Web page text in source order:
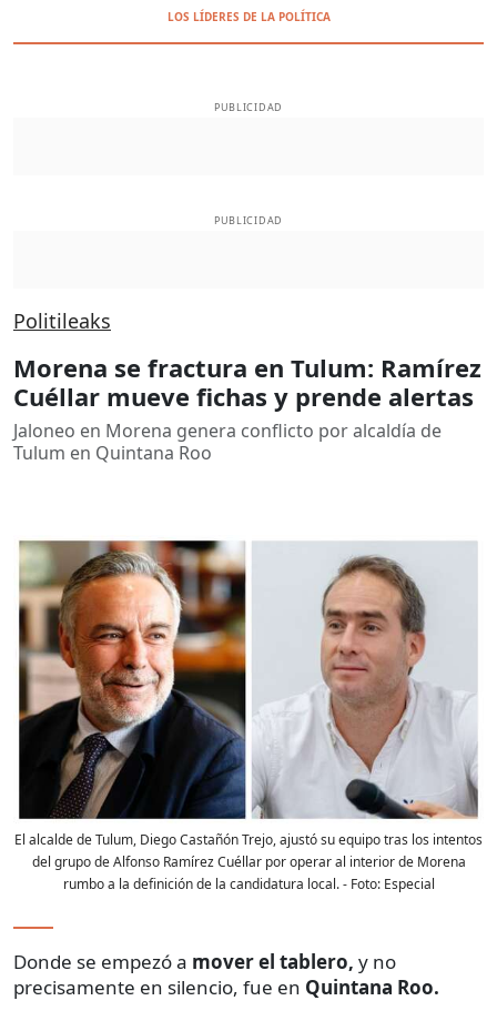
LOS LÍDERES DE LA POLÍTICA
PUBLICIDAD
PUBLICIDAD
Politileaks
Morena se fractura en Tulum: Ramírez
Cuéllar mueve fichas y prende alertas
Jaloneo en Morena genera conflicto por alcaldía de
Tulum en Quintana Roo
El alcalde de Tulum, Diego Castañón Trejo, ajustó su equipo tras los intentos
del grupo de Alfonso Ramírez Cuéllar por operar al interior de Morena
rumbo a la definición de la candidatura local.- Foto: Especial
Donde se empezó a mover el tablero, y no
precisamente en silencio, fue en Quintana Roo.